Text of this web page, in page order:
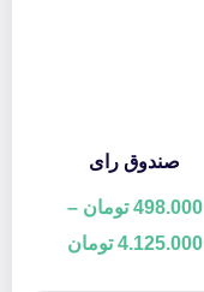
صندوق رای
498.000 تومان –
4.125.000 تومان